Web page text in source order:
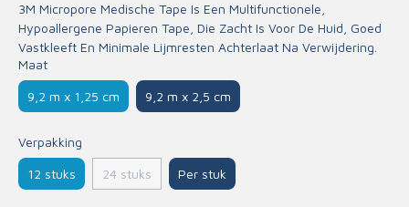
3M Micropore Medische Tape Is Een Multifunctionele,
Hypoallergene Papieren Tape, Die Zacht Is Voor De Huid, Goed
Vastkleeft En Minimale Lijmresten Achterlaat Na Verwijdering.
Maat
9,2 m x 1,25 cm 9,2 m x 2,5 cm
Verpakking
12 stuks 24 stuks Per stuk